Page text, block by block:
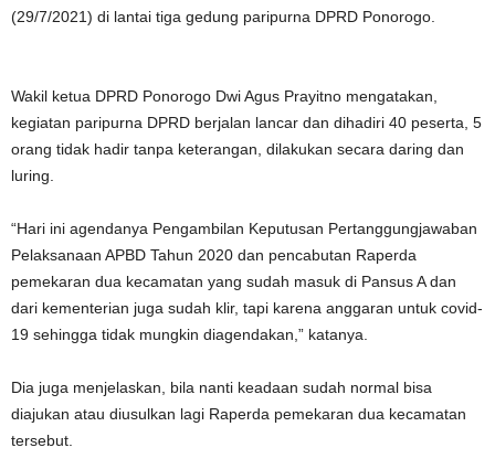
(29/7/2021) di lantai tiga gedung paripurna DPRD Ponorogo.
Wakil ketua DPRD Ponorogo Dwi Agus Prayitno mengatakan,
kegiatan paripurna DPRD berjalan lancar dan dihadiri 40 peserta, 5
orang tidak hadir tanpa keterangan, dilakukan secara daring dan
luring.
“Hari ini agendanya Pengambilan Keputusan Pertanggungjawaban
Pelaksanaan APBD Tahun 2020 dan pencabutan Raperda
pemekaran dua kecamatan yang sudah masuk di Pansus A dan
dari kementerian juga sudah klir, tapi karena anggaran untuk covid-
19 sehingga tidak mungkin diagendakan,” katanya.
Dia juga menjelaskan, bila nanti keadaan sudah normal bisa
diajukan atau diusulkan lagi Raperda pemekaran dua kecamatan
tersebut.